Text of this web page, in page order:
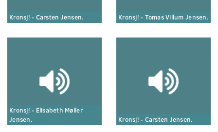
Kronsj! - Carsten Jensen. Kronsj! - Tomas Villum Jensen.
Kronsj! - Elisabeth Møller
Jensen.
Kronsj! - Carsten Jensen.